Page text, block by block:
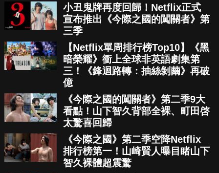
小丑鬼牌再度回歸！Netflix正式
宣布推出《今際之國的闖關者》第
三季
【Netflix單周排行榜Top10】《黑
暗榮耀》衝上全球非英語劇集第
三！《鋒迴路轉：抽絲剝繭》再破
億
《今際之國的闖關者》第二季9大
看點！山下智久背部全裸、町田啓
太驚喜回歸
《今際之國》第二季空降Netflix
排行榜第一！山崎賢人曝目睹山下
智久裸體超震驚